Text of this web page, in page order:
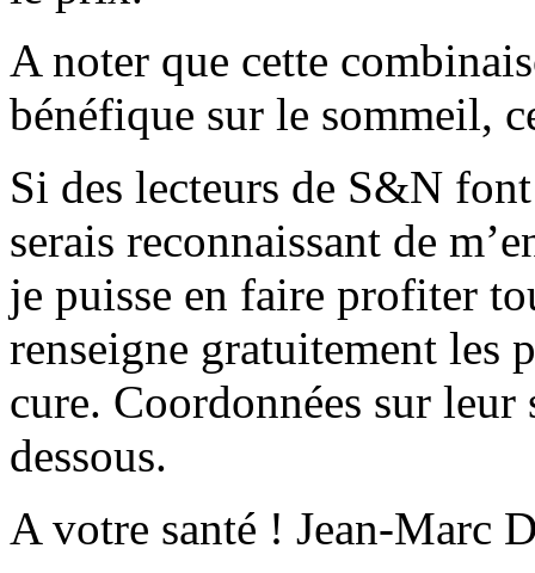
A noter que cette
bénéfique sur le sommeil,
Si des lecteurs de S&N
serais reconnaissant de
je puisse en faire profiter
renseigne gratuitement les
cure. Coordonnées sur
dessous.
A votre santé ! Jean-Marc